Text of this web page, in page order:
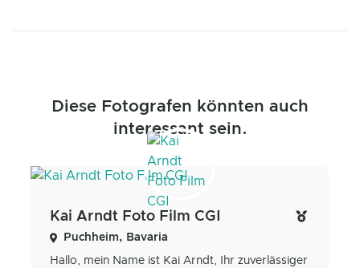
Diese Fotografen könnten auch
interessant sein.
Kai Arndt Foto Film CGI
Puchheim, Bavaria
Hallo, mein Name ist Kai Arndt, Ihr zuverlässiger